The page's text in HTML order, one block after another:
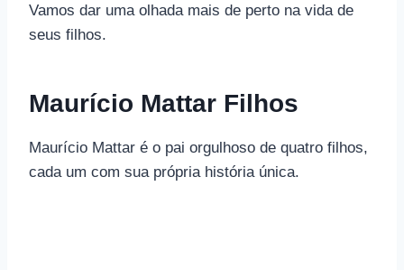
Vamos dar uma olhada mais de perto na vida de
seus filhos.
Maurício Mattar Filhos
Maurício Mattar é o pai orgulhoso de quatro filhos,
cada um com sua própria história única.